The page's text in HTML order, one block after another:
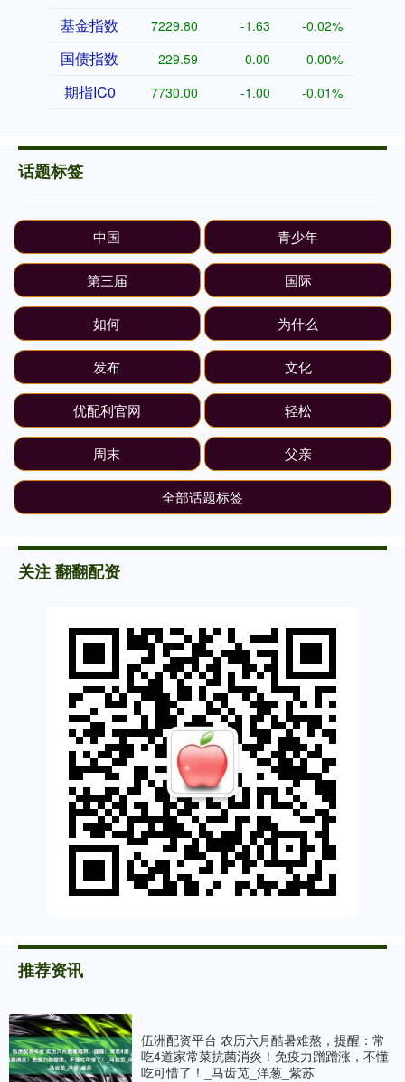
基金指数 7229.80 -1.63 -0.02%
国债指数 229.59 -0.00 0.00%
期指IC0 7730.00 -1.00 -0.01%
话题标签
中国 青少年
第三届 国际
如何 为什么
发布 文化
优配利官网 轻松
周末 父亲
全部话题标签
关注 翻翻配资
推荐资讯
伍洲配资平台 农历六月酷暑难熬，提醒：常
吃4道家常菜抗菌消炎！免疫力蹭蹭涨，不懂
吃可惜了！_马齿苋_洋葱_紫苏